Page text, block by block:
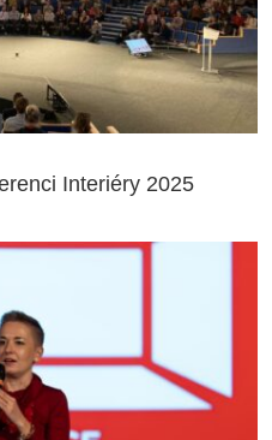
Interiéry 2025